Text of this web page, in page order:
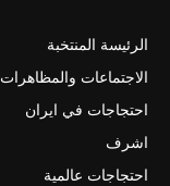
الرئيسة المنتخبة
الاجتماعات والمظاهرات
احتجاجات في ايران
اشرف
احتجاجات عالمية